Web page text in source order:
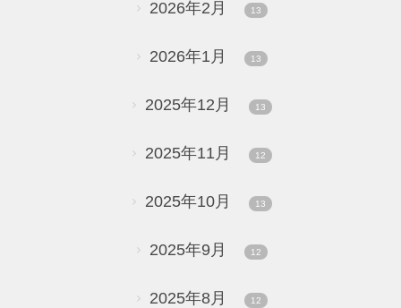
2026年2月 13
2026年1月 13
2025年12月 13
2025年11月 12
2025年10月 13
2025年9月 12
2025年8月 12